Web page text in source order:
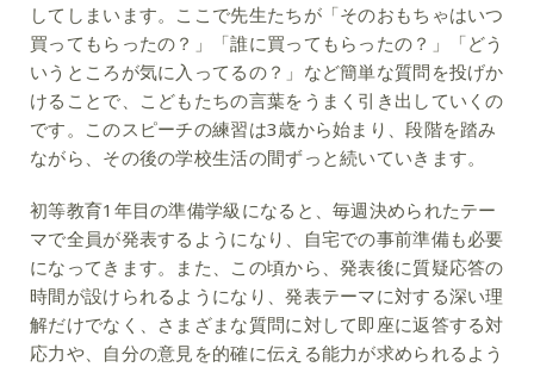
してしまいます。ここで先生たちが「そのおもちゃはいつ
買ってもらったの？」「誰に買ってもらったの？」「どう
いうところが気に入ってるの？」など簡単な質問を投げか
けることで、こどもたちの言葉をうまく引き出していくの
です。このスピーチの練習は3歳から始まり、段階を踏み
ながら、その後の学校生活の間ずっと続いていきます。
初等教育1年目の準備学級になると、毎週決められたテー
マで全員が発表するようになり、自宅での事前準備も必要
になってきます。また、この頃から、発表後に質疑応答の
時間が設けられるようになり、発表テーマに対する深い理
解だけでなく、さまざまな質問に対して即座に返答する対
応力や、自分の意見を的確に伝える能力が求められるよう